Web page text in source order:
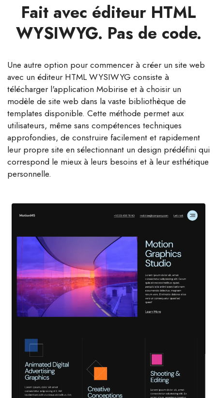
Fait avec éditeur HTML
WYSIWYG. Pas de code.
Une autre option pour commencer à créer un site web
avec un éditeur HTML WYSIWYG consiste à
télécharger l'application Mobirise et à choisir un
modèle de site web dans la vaste bibliothèque de
templates disponible. Cette méthode permet aux
utilisateurs, même sans compétences techniques
approfondies, de construire facilement et rapidement
leur propre site en sélectionnant un design prédéfini qui
correspond le mieux à leurs besoins et à leur esthétique
personnelle.